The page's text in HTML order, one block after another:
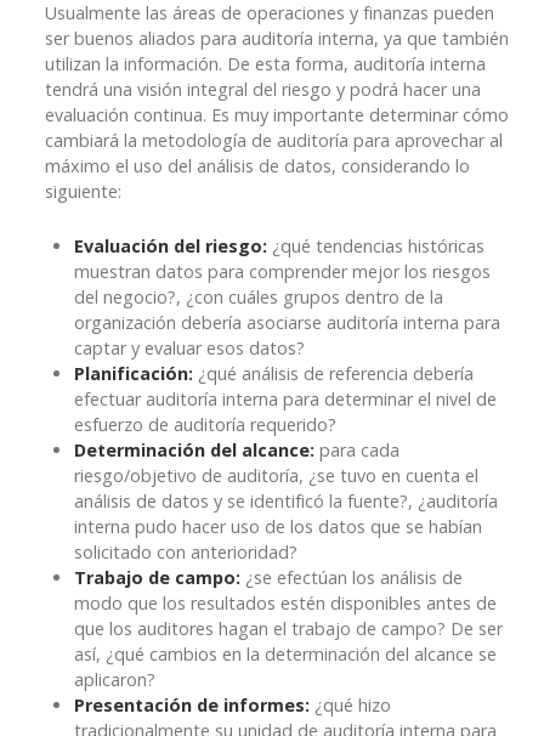
Usualmente las áreas de operaciones y finanzas pueden
ser buenos aliados para auditoría interna, ya que también
utilizan la información. De esta forma, auditoría interna
tendrá una visión integral del riesgo y podrá hacer una
evaluación continua. Es muy importante determinar cómo
cambiará la metodología de auditoría para aprovechar al
máximo el uso del análisis de datos, considerando lo
siguiente:
Evaluación del riesgo: ¿qué tendencias históricas
muestran datos para comprender mejor los riesgos
del negocio?, ¿con cuáles grupos dentro de la
organización debería asociarse auditoría interna para
captar y evaluar esos datos?
Planificación: ¿qué análisis de referencia debería
efectuar auditoría interna para determinar el nivel de
esfuerzo de auditoría requerido?
Determinación del alcance: para cada
riesgo/objetivo de auditoría, ¿se tuvo en cuenta el
análisis de datos y se identificó la fuente?, ¿auditoría
interna pudo hacer uso de los datos que se habían
solicitado con anterioridad?
Trabajo de campo: ¿se efectúan los análisis de
modo que los resultados estén disponibles antes de
que los auditores hagan el trabajo de campo? De ser
así, ¿qué cambios en la determinación del alcance se
aplicaron?
Presentación de informes: ¿qué hizo
tradicionalmente su unidad de auditoría interna para